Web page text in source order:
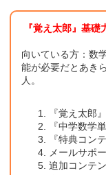
『覚え太郎』基礎
向いている方：数
能が必要だとあき
人。
『覚え太郎
『中学数学
『特典コン
メールサポ
追加コンテ